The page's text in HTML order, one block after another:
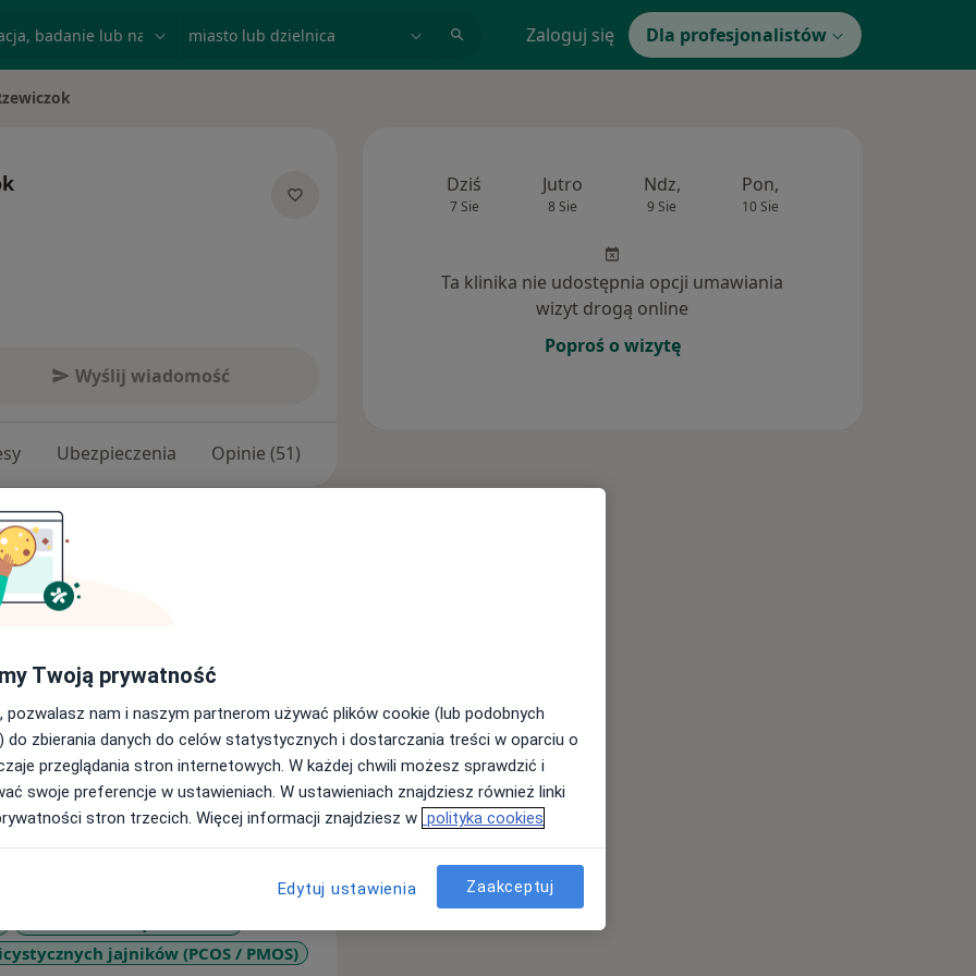
Zaloguj się Dla profesjonalistów
Wyślij wiadomość
Ubezpieczenia Opinie (51)
Śląskiego Uniwersytetu
w Oddziale Perinatologii,
w Rudzie Śląskiej, Oddziale
schorzeń kobiecych,
diagnostyka USG, zarówno
uczestnictwo w licznych
jajników (PCOS / PMOS)
Dziś
7 Sie
Jutro
8 Sie
Ndz,
9 Sie
Pon,
10 Sie
Ta klinika nie udostępnia opcji umawiania
wizyt drogą online
Poproś o wizytę
Twoją prywatność
pozwalasz nam i naszym partnerom używać plików cookie (lub podobnych
do zbierania danych do celów statystycznych i dostarczania treści w oparciu o
przeglądania stron internetowych. W każdej chwili możesz sprawdzić i
swoje preferencje w ustawieniach. W ustawieniach znajdziesz również linki
stron trzecich. Więcej informacji znajdziesz w polityka cookies
Edytuj ustawienia Zaakceptuj